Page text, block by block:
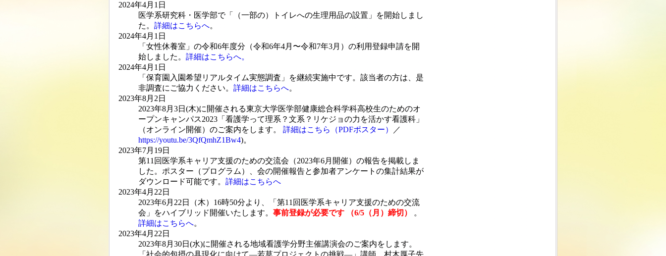
2024年4月1日
医学系研究科・医学部で「（一部の）トイレへの生理用品の設置」を開始しまし
た。 詳細はこちらへ。
2024年4月1日
「女性休養室」の令和6年度分（令和6年4月〜令和7年3月）の利用登録申請を開
始しました。 詳細はこちらへ。
2024年4月1日
「保育園入園希望リアルタイム実態調査」を継続実施中です。該当者の方は、是
非調査にご協力ください。 詳細はこちらへ。
2023年8月2日
2023年8月3日(木)に開催される東京大学医学部健康総合科学科高校生のためのオ
ープンキャンパス2023「看護学って理系？文系？リケジョの力を活かす看護科」
（オンライン開催）のご案内をします。
詳細はこちら（PDFポスター）
／
https://youtu.be/3QfQmhZ1Bw4)。
2023年7月19日
第11回医学系キャリア支援のための交流会（2023年6月開催）の報告を掲載しま
した。ポスター（プログラム）、会の開催報告と参加者アンケートの集計結果が
ダウンロード可能です。 詳細はこちらへ
2023年4月22日
2023年6月22日（木）16時50分より、「第11回医学系キャリア支援のための交流
会」をハイブリッド開催いたします。 事前登録が必要です （6/5（月）締切）
。
詳細はこちらへ。
2023年4月22日
2023年8月30日(水)に開催される地域看護学分野主催講演会のご案内をします。
「社会的包摂の具現化に向けて―若草プロジェクトの挑戦―」講師 村木厚子先